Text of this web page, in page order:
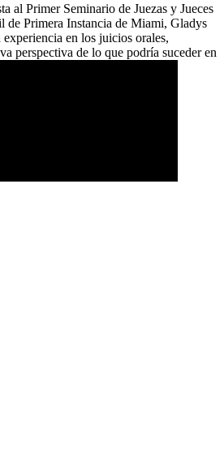
al Primer Seminario de Juezas y Jueces
de Primera Instancia de Miami, Gladys
en los juicios orales,
perspectiva de lo que podría suceder en